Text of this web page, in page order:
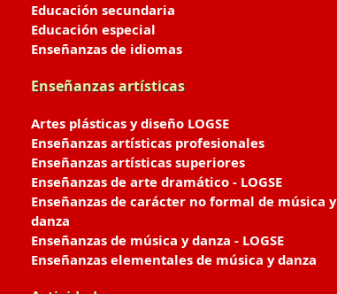
Educación secundaria
Educación especial
Enseñanzas de idiomas
Enseñanzas artísticas
Artes plásticas y diseño LOGSE
Enseñanzas artísticas profesionales
Enseñanzas artísticas superiores
Enseñanzas de arte dramático - LOGSE
Enseñanzas de carácter no formal de música y
danza
Enseñanzas de música y danza - LOGSE
Enseñanzas elementales de música y danza